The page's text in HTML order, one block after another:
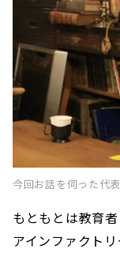
今回お話を伺った代
もともとは教育
アインファクト